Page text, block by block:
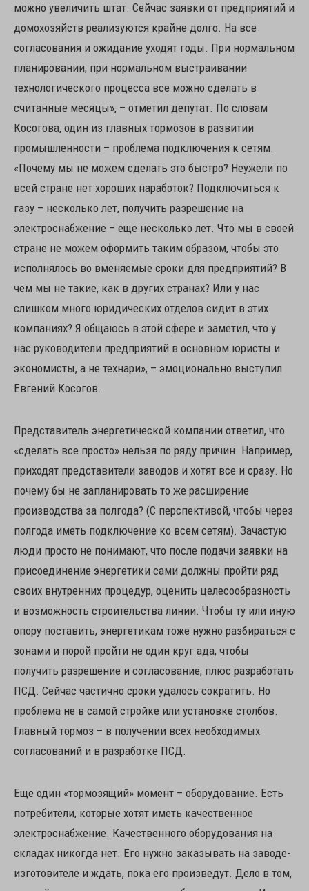
можно увеличить штат. Сейчас заявки от предприятий и
домохозяйств реализуются крайне долго. На все
согласования и ожидание уходят годы. При нормальном
планировании, при нормальном выстраивании
технологического процесса все можно сделать в
считанные месяцы», – отметил депутат. По словам
Косогова, один из главных тормозов в развитии
промышленности – проблема подключения к сетям.
«Почему мы не можем сделать это быстро? Неужели по
всей стране нет хороших наработок? Подключиться к
газу – несколько лет, получить разрешение на
электроснабжение – еще несколько лет. Что мы в своей
стране не можем оформить таким образом, чтобы это
исполнялось во вменяемые сроки для предприятий? В
чем мы не такие, как в других странах? Или у нас
слишком много юридических отделов сидит в этих
компаниях? Я общаюсь в этой сфере и заметил, что у
нас руководители предприятий в основном юристы и
экономисты, а не технари», – эмоционально выступил
Евгений Косогов.
Представитель энергетической компании ответил, что
«сделать все просто» нельзя по ряду причин. Например,
приходят представители заводов и хотят все и сразу. Но
почему бы не запланировать то же расширение
производства за полгода? (С перспективой, чтобы через
полгода иметь подключение ко всем сетям). Зачастую
люди просто не понимают, что после подачи заявки на
присоединение энергетики сами должны пройти ряд
своих внутренних процедур, оценить целесообразность
и возможность строительства линии. Чтобы ту или иную
опору поставить, энергетикам тоже нужно разбираться с
зонами и порой пройти не один круг ада, чтобы
получить разрешение и согласование, плюс разработать
ПСД. Сейчас частично сроки удалось сократить. Но
проблема не в самой стройке или установке столбов.
Главный тормоз – в получении всех необходимых
согласований и в разработке ПСД.
Еще один «тормозящий» момент – оборудование. Есть
потребители, которые хотят иметь качественное
электроснабжение. Качественного оборудования на
складах никогда нет. Его нужно заказывать на заводе-
изготовителе и ждать, пока его произведут. Дело в том,